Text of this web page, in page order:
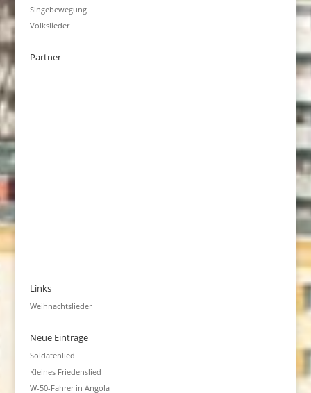
Singebewegung
Volkslieder
Partner
Links
Weihnachtslieder
Neue Einträge
Soldatenlied
Kleines Friedenslied
W-50-Fahrer in Angola